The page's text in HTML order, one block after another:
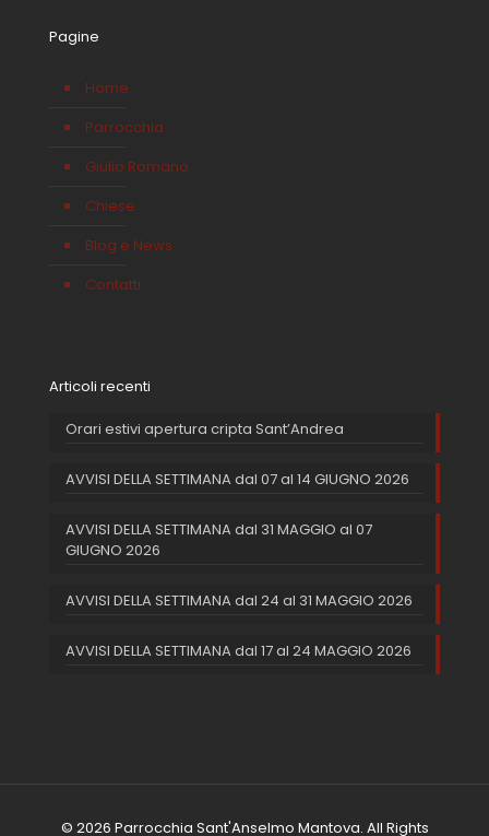
Pagine
Home
Parrocchia
Giulio Romano
Chiese
Blog e News
Contatti
Articoli recenti
Orari estivi apertura cripta Sant’Andrea
AVVISI DELLA SETTIMANA dal 07 al 14 GIUGNO 2026
AVVISI DELLA SETTIMANA dal 31 MAGGIO al 07
GIUGNO 2026
AVVISI DELLA SETTIMANA dal 24 al 31 MAGGIO 2026
AVVISI DELLA SETTIMANA dal 17 al 24 MAGGIO 2026
© 2026 Parrocchia Sant'Anselmo Mantova. All Rights